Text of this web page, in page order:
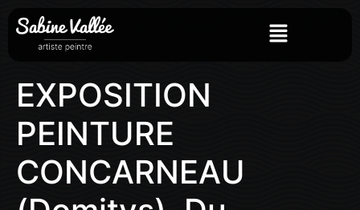
EXPOSITION
PEINTURE
CONCARNEAU